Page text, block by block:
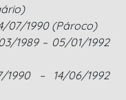
07/1990 (Pároco)
1989 – 05/01/1992
– 14/06/1992